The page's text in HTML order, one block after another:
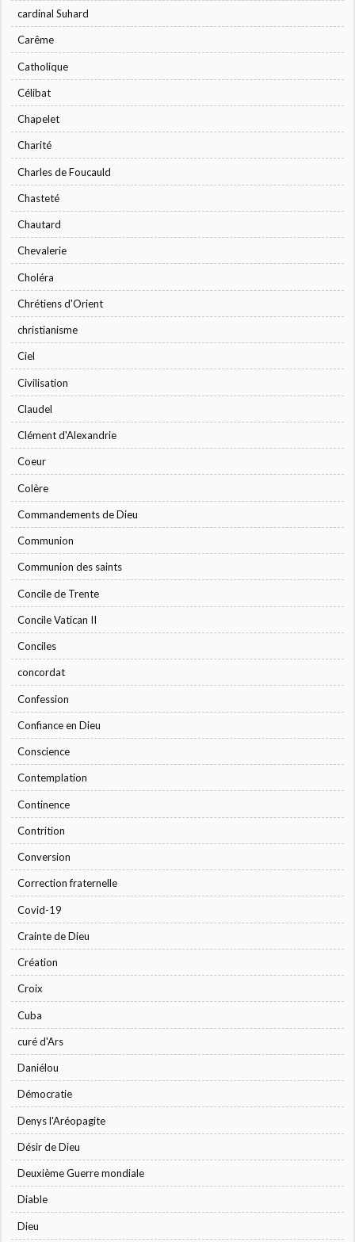
cardinal Suhard
Carême
Catholique
Célibat
Chapelet
Charité
Charles de Foucauld
Chasteté
Chautard
Chevalerie
Choléra
Chrétiens d'Orient
christianisme
Ciel
Civilisation
Claudel
Clément d'Alexandrie
Coeur
Colère
Commandements de Dieu
Communion
Communion des saints
Concile de Trente
Concile Vatican II
Conciles
concordat
Confession
Confiance en Dieu
Conscience
Contemplation
Continence
Contrition
Conversion
Correction fraternelle
Covid-19
Crainte de Dieu
Création
Croix
Cuba
curé d'Ars
Daniélou
Démocratie
Denys l'Aréopagite
Désir de Dieu
Deuxième Guerre mondiale
Diable
Dieu